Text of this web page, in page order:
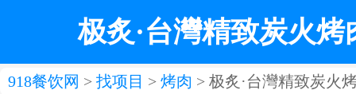
极炙·台灣精致炭火烤
918餐饮网 > 找项目 > 烤肉 > 极炙·台灣精致炭火